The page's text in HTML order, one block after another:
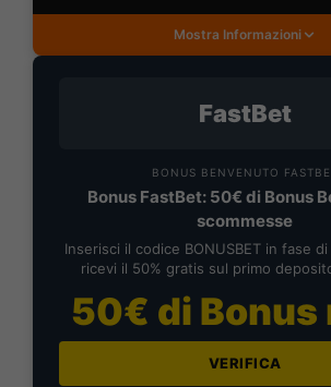
Mostra Informazioni
FastBet
BONUS BENVENUTO
Bonus FastBet: 50€ di Bonus
scommesse
Inserisci il codice BONUSBET in fase
ricevi il 50% gratis sul primo
50€ di Bonus
VERIFICA